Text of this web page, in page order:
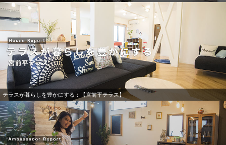
テラスが暮らしを豊かにする：【宮前平テラス】